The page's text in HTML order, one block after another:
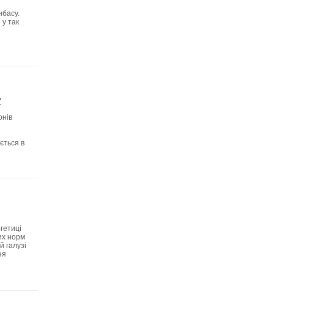
у так
в
норм
галузі